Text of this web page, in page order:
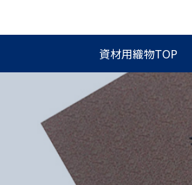
資材用織物TOP